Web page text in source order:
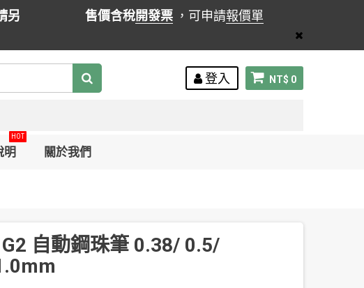
另
售價含稅開發票 ，可申請報價單
NT$ 0
登入
明
HOT
關於我們
自動鋼珠筆 0.38/ 0.5/